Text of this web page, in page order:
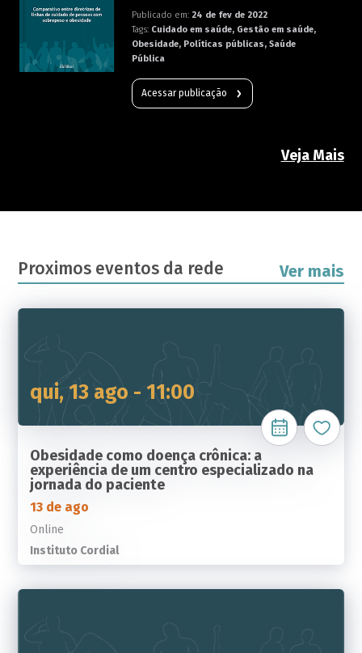
Publicado em: 24 de fev de 2022
Tags: Cuidado em saúde, Gestão em saúde,
Obesidade, Políticas públicas, Saúde
Pública
Acessar publicação
Veja Mais
Proximos eventos da rede Ver mais
qui, 13 ago - 11:00
Obesidade como doença crônica: a
experiência de um centro especializado na
jornada do paciente
13 de ago
Online
Instituto Cordial